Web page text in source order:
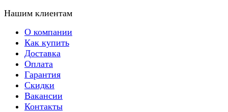
Нашим клиентам
О компании
Как купить
Доставка
Оплата
Гарантия
Скидки
Вакансии
Контакты